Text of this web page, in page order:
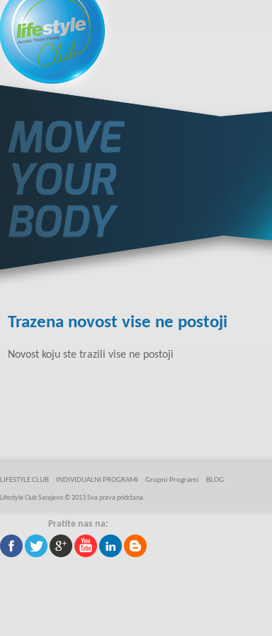
Trazena novost vise ne postoji
Novost koju ste trazili vise ne postoji
LIFESTYLE CLUB INDIVIDUALNI PROGRAMI Grupni Programi BLOG
Lifestyle Club Sarajevo © 2013 Sva prava pridržana.
Pratite nas na: